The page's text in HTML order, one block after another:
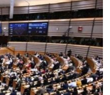
LLAVE